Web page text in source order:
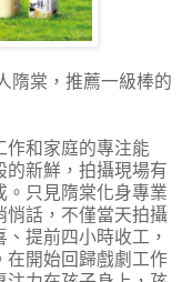
隋棠，推薦一級棒的
作和家庭的專注能
的新鮮，拍攝現場有
。只見隋棠化身專業
悄話，不僅當天拍攝
提前四小時收工，
在開始回歸戲劇工作